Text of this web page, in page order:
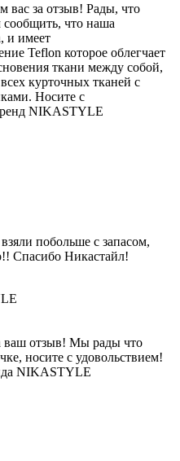
вас за отзыв! Рады, что
что наша
и имеет
Teflon которое облегчает
ткани между собой,
курточных тканей с
Носите с
NIKASTYLE
побольше с запасом,
Спасибо Никастайл!
ваш отзыв! Мы рады что
носите с удовольствием!
NIKASTYLE